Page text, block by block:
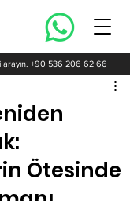
+90 536 206 62 66
Ötesinde